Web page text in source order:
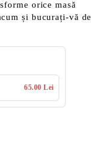
orice masă
și bucurați-vă de
65.00 Lei